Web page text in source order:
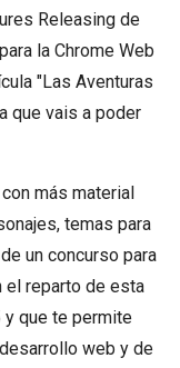
Releasing de
la Chrome Web
"Las Aventuras
que vais a poder
más material
temas para
un concurso para
el reparto de esta
y que te permite
web y de